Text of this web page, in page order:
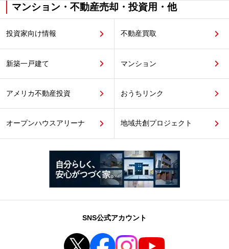
マンション・不動産売却・投資用・他
投資家向け情報 不動産買取
新築一戸建て マンション
アメリカ不動産投資 おうちリンク
オープンハウスアリーナ 地域共創プロジェクト
SNS公式アカウント